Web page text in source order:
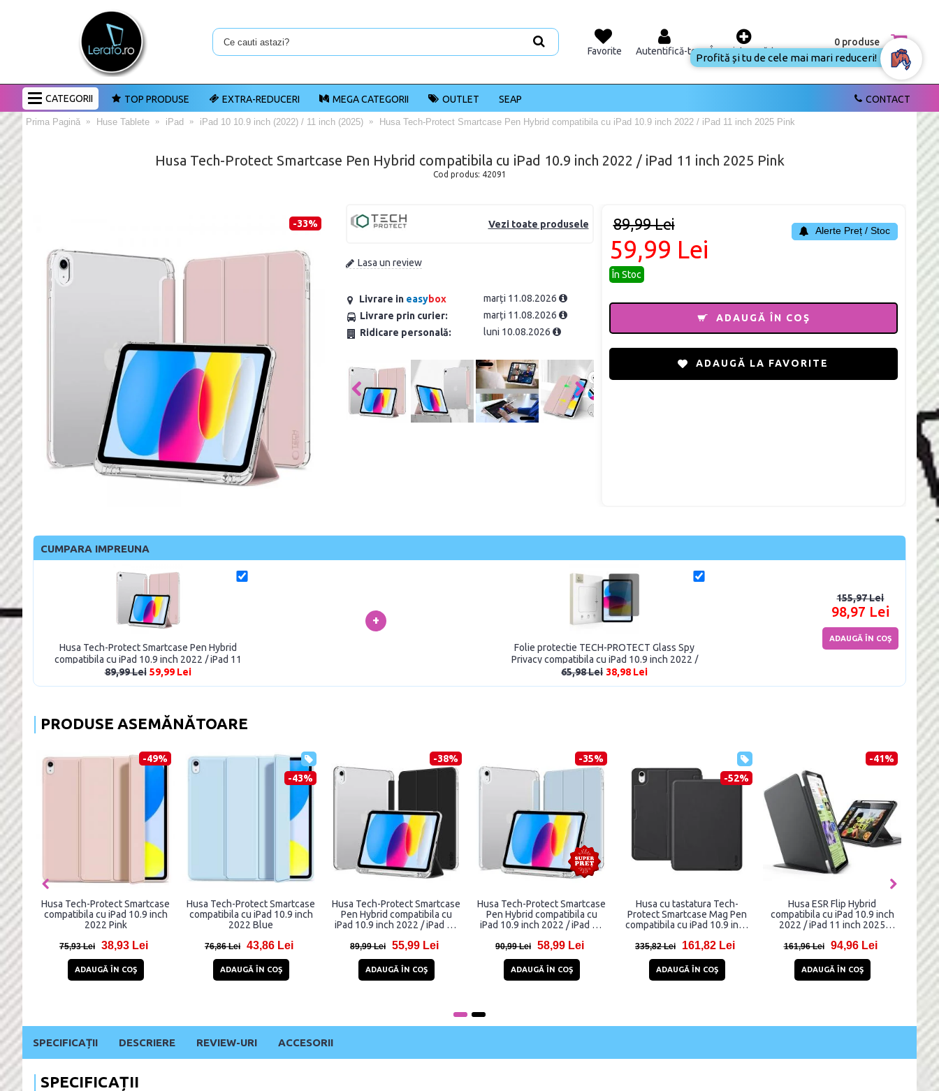
Favorite Autentifică-te Înregistrează-te
0 produse
CATEGORII CONTACT
TOP PRODUSE EXTRA-REDUCERI MEGA CATEGORII OUTLET SEAP
Prima Pagină Huse Tablete iPad iPad 10 10.9 inch (2022) / 11 inch (2025) Husa Tech-Protect Smartcase Pen Hybrid compatibila cu iPad 10.9 inch 2022 / iPad 11 inch 2025 Pink
Husa Tech-Protect Smartcase Pen Hybrid compatibila cu iPad 10.9 inch 2022 / iPad 11 inch 2025 Pink
Cod produs: 42091
-33% Vezi toate produsele
Lasa un review
Livrare in easybox
marți 11.08.2026
Livrare prin curier:
marți 11.08.2026
Ridicare personală:
luni 10.08.2026
89,99 Lei
59,99 Lei
În Stoc
Alerte Preț / Stoc
ADAUGĂ ÎN COŞ
ADAUGĂ LA FAVORITE
CUMPARA IMPREUNA
Husa Tech-Protect Smartcase Pen Hybrid
compatibila cu iPad 10.9 inch 2022 / iPad 11
inch 2025 Pink
89,99 Lei 59,99 Lei
+
Folie protectie TECH-PROTECT Glass Spy
Privacy compatibila cu iPad 10.9 inch 2022 /
iPad 11 inch 2025
65,98 Lei 38,98 Lei
155,97 Lei
98,97 Lei
ADAUGĂ ÎN COŞ
PRODUSE ASEMĂNĂTOARE
-49%
Husa Tech-Protect Smartcase
compatibila cu iPad 10.9 inch
2022 Pink
75,93 Lei 38,93 Lei
ADAUGĂ ÎN COŞ
-43%
Husa Tech-Protect Smartcase
compatibila cu iPad 10.9 inch
2022 Blue
76,86 Lei 43,86 Lei
ADAUGĂ ÎN COŞ
-38%
Husa Tech-Protect Smartcase
Pen Hybrid compatibila cu
iPad 10.9 inch 2022 / iPad 11
89,99 Lei 55,99 Lei
ADAUGĂ ÎN COŞ
-35%
Husa Tech-Protect Smartcase
Pen Hybrid compatibila cu
iPad 10.9 inch 2022 / iPad 11
90,99 Lei 58,99 Lei
ADAUGĂ ÎN COŞ
-52%
Husa cu tastatura Tech-
Protect Smartcase Mag Pen
compatibila cu iPad 10.9 inch
335,82 Lei 161,82 Lei
ADAUGĂ ÎN COŞ
-41%
Husa ESR Flip Hybrid
compatibila cu iPad 10.9 inch
2022 / iPad 11 inch 2025
161,96 Lei 94,96 Lei
ADAUGĂ ÎN COŞ
SPECIFICAȚII DESCRIERE REVIEW-URI ACCESORII
SPECIFICAȚII
Profită și tu de cele mai mari
reduceri!